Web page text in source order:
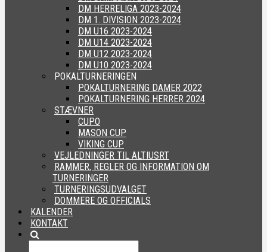
DM HERRELIGA 2023-2024
DM 1. DIVISION 2023-2024
DM U16 2023-2024
DM U14 2023-2024
DM U12 2023-2024
DM U10 2023-2024
POKALTURNERINGEN
POKALTURNERING DAMER 2022
POKALTURNERING HERRER 2024
STÆVNER
CUPO
MASON CUP
VIKING CUP
VEJLEDNINGER TIL ALTIUSRT
RAMMER, REGLER OG INFORMATION OM
TURNERINGER
TURNERINGSUDVALGET
DOMMERE OG OFFICIALS
KALENDER
KONTAKT